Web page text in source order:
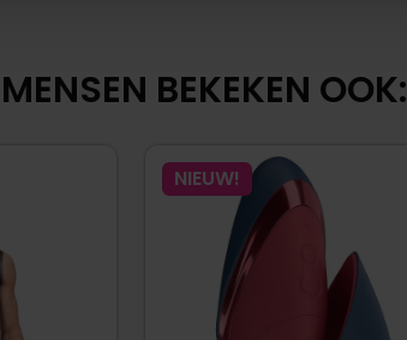
BEKEKEN OOK:
NIEUW!